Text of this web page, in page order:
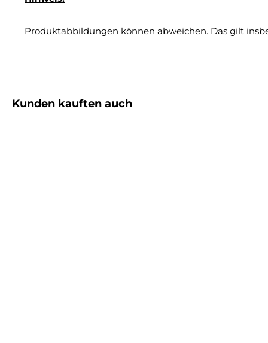
Produktabbildungen können abweichen. Das gilt
Produktgalerie überspringen
Kunden kauften auch